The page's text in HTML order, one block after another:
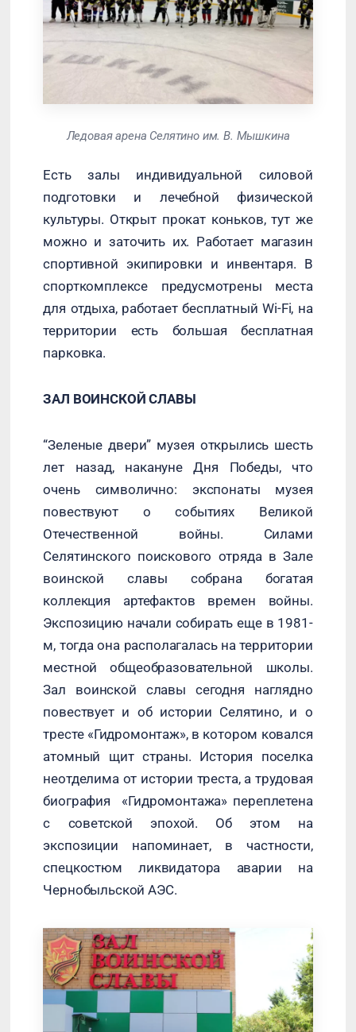
Ледовая арена Селятино им. В. Мышкина
Есть залы индивидуальной силовой
подготовки и лечебной физической
культуры. Открыт прокат коньков, тут же
можно и заточить их. Работает магазин
спортивной экипировки и инвентаря. В
спорткомплексе предусмотрены места
для отдыха, работает бесплатный Wi-Fi, на
территории есть большая бесплатная
парковка.
ЗАЛ ВОИНСКОЙ СЛАВЫ
“Зеленые двери” музея открылись шесть
лет назад, накануне Дня Победы, что
очень символично: экспонаты музея
повествуют о событиях Великой
Отечественной войны. Силами
Селятинского поискового отряда в Зале
воинской славы собрана богатая
коллекция артефактов времен войны.
Экспозицию начали собирать еще в 1981-
м, тогда она располагалась на территории
местной общеобразовательной школы.
Зал воинской славы сегодня наглядно
повествует и об истории Селятино, и о
тресте «Гидромонтаж», в котором ковался
атомный щит страны. История поселка
неотделима от истории треста, а трудовая
биография «Гидромонтажа» переплетена
с советской эпохой. Об этом на
экспозиции напоминает, в частности,
спецкостюм ликвидатора аварии на
Чернобыльской АЭС.